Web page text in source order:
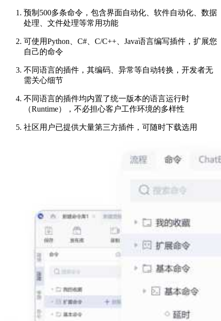
预制500多条命令，包含界面自动化、软件自动化、数据
处理、文件处理等常用功能
可使用Python、C#、C/C++、Java语言编写插件，扩展您
自己的命令
不同语言的插件，其编码、异常等自动转换，开发者无
需关心细节
不同语言的插件均内置了统一版本的语言运行时
（Runtime），不必担心客户工作环境的多样性
社区用户已提供大量第三方插件，可随时下载选用